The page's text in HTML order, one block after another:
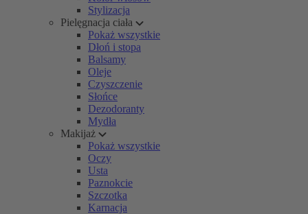
Stylizacja
Pielęgnacja ciała
Pokaż wszystkie
Dłoń i stopa
Balsamy
Oleje
Czyszczenie
Słońce
Dezodoranty
Mydła
Makijaż
Pokaż wszystkie
Oczy
Usta
Paznokcie
Szczotka
Karnacja